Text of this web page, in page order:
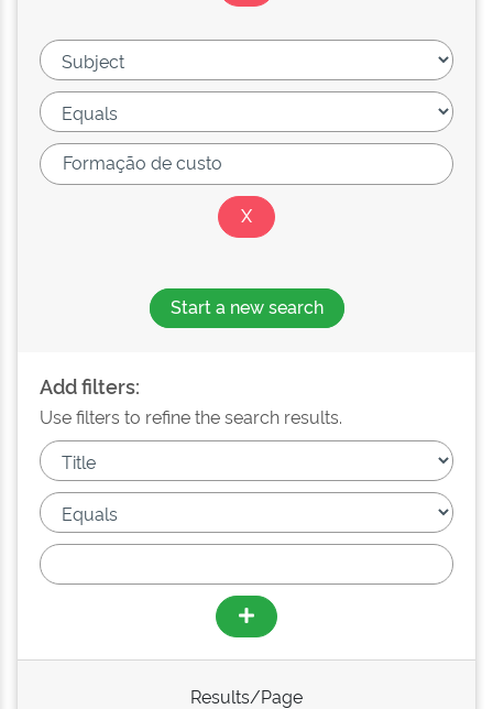
Start a new search
Add filters:
Use filters to refine the search results.
Results/Page